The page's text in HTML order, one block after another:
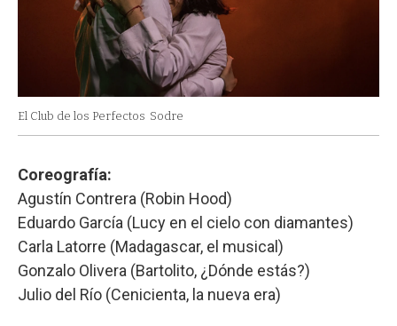
El Club de los Perfectos Sodre
Coreografía:
Agustín Contrera (Robin Hood)
Eduardo García (Lucy en el cielo con diamantes)
Carla Latorre (Madagascar, el musical)
Gonzalo Olivera (Bartolito, ¿Dónde estás?)
Julio del Río (Cenicienta, la nueva era)